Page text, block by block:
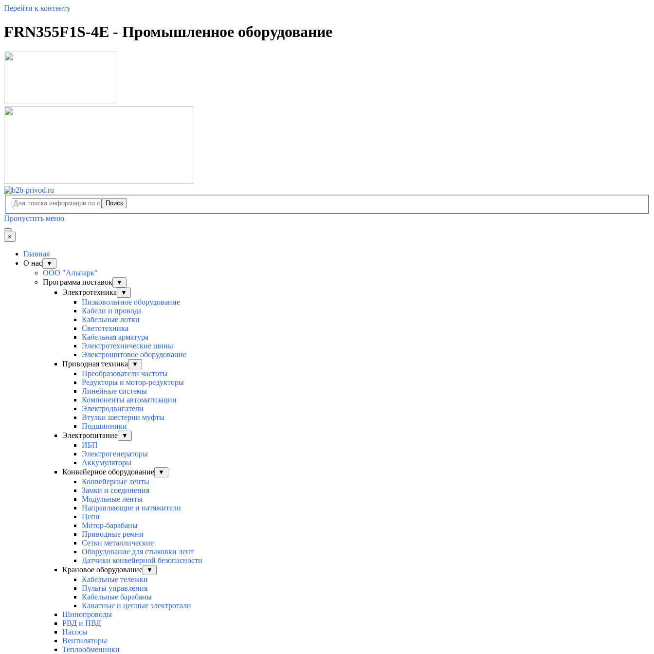
Перейти к контенту
FRN355F1S-4E - Промышленное оборудование
Поиск
Пропустить меню
×
Главная
О нас
▼
ООО "Альпарк"
Программа поставок
▼
Электротехника ▼
Низковольтное оборудование
Кабели и провода
Кабельные лотки
Светотехника
Кабельная арматура
Электротехнические шины
Электрощитовое оборудование
Приводная техника
▼
Преобразователи частоты
Редукторы и мотор-редукторы
Линейные системы
Компоненты автоматизации
Электродвигатели
Втулки шестерни муфты
Подшипники
Электропитание
▼
ИБП
Электрогенераторы
Аккумуляторы
Конвейерное оборудование
▼
Конвейерные ленты
Замки и соединения
Модульные ленты
Направляющие и натяжители
Цепи
Мотор-барабаны
Приводные ремни
Сетки металлические
Оборудование для стыковки лент
Датчики конвейерной безопасности
Крановое оборудование
▼
Кабельные тележки
Пульты управления
Кабельные барабаны
Канатные и цепные электротали
Шинопроводы
РВД и ПВД
Насосы
Вентиляторы
Теплообменники